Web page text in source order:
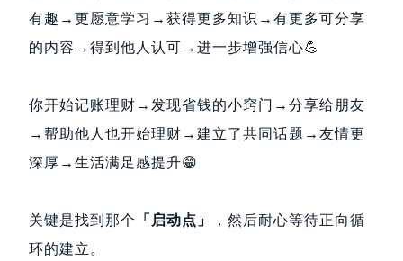
有趣→更愿意学习→获得更多知识→有更多可分享
的内容→得到他人认可→进一步增强信心💪
你开始记账理财→发现省钱的小窍门→分享给朋友
→帮助他人也开始理财→建立了共同话题→友情更
深厚→生活满足感提升😁
关键是找到那个 「启动点」
，然后耐心等待正向循
环的建立。